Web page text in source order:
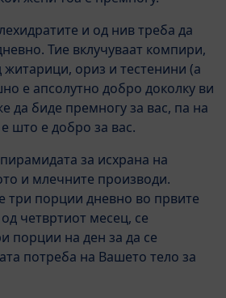
и од нив треба да
Тие вклучуваат компири,
ориз и тестенини (а
е апсолутно добро доколку ви
да биде премногу за вас, па на
што е добро за вас.
за исхрана на
и млечните производи.
три порции дневно во првите
четвртиот месец, се
порции на ден за да се
потреба на Вашето тело за